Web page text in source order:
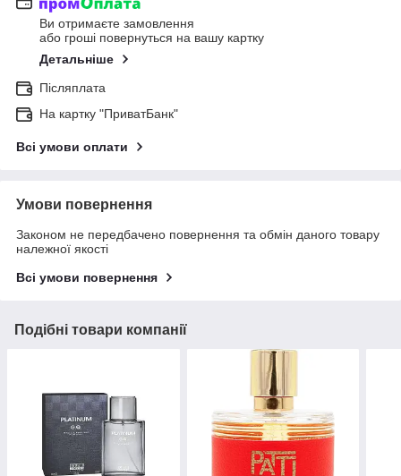
Ви отримаєте замовлення
або гроші повернуться на вашу картку
Детальніше
Післяплата
На картку "ПриватБанк"
Всі умови оплати
Умови повернення
Законом не передбачено повернення та обмін даного товару
належної якості
Всі умови повернення
Подібні товари компанії